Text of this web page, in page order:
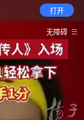
打开
无障碍